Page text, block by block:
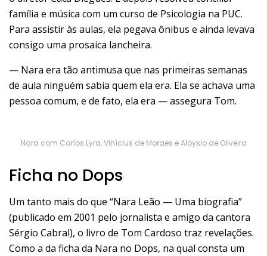
família e música com um curso de Psicologia na PUC.
Para assistir às aulas, ela pegava ônibus e ainda levava
consigo uma prosaica lancheira.
— Nara era tão antimusa que nas primeiras semanas
de aula ninguém sabia quem ela era. Ela se achava uma
pessoa comum, e de fato, ela era — assegura Tom.
Nara com Carlos Lyra, Vinícius de Moraes e Aloysio de Oliveira
Ficha no Dops
Um tanto mais do que “Nara Leão — Uma biografia”
(publicado em 2001 pelo jornalista e amigo da cantora
Sérgio Cabral), o livro de Tom Cardoso traz revelações.
Como a da ficha da Nara no Dops, na qual consta um